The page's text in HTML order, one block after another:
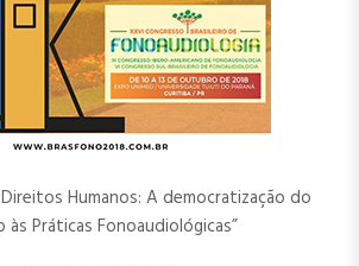
Humanos: A democratização do
às Práticas Fonoaudiológicas”